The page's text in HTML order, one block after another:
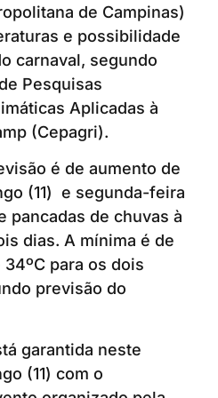
de Campinas)
e possibilidade
carnaval, segundo
Pesquisas
Aplicadas à
(Cepagri).
é de aumento de
(11) e segunda-feira
pancadas de chuvas à
dias. A mínima é de
34ºC para os dois
previsão do
garantida neste
(11) com o